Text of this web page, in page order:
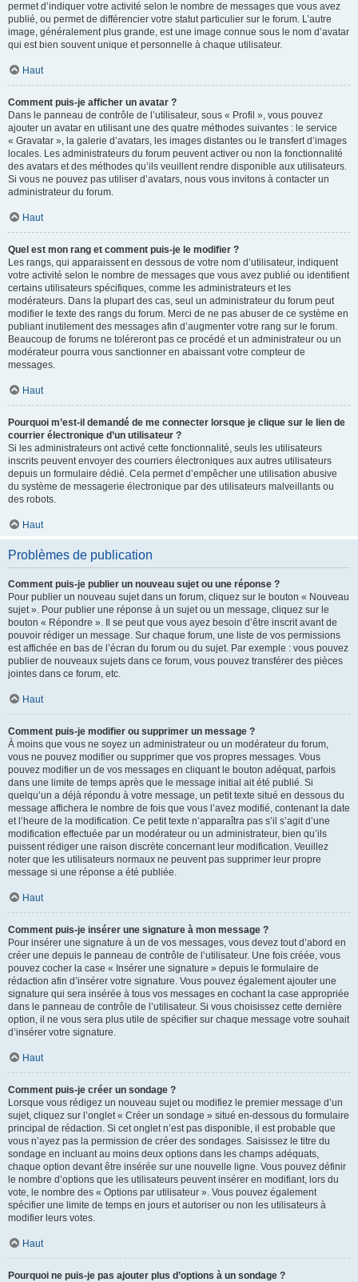
permet d’indiquer votre activité selon le nombre de messages que vous avez
publié, ou permet de différencier votre statut particulier sur le forum. L’autre
image, généralement plus grande, est une image connue sous le nom d’avatar
qui est bien souvent unique et personnelle à chaque utilisateur.
Haut
Comment puis-je afficher un avatar ?
Dans le panneau de contrôle de l’utilisateur, sous « Profil », vous pouvez
ajouter un avatar en utilisant une des quatre méthodes suivantes : le service
« Gravatar », la galerie d’avatars, les images distantes ou le transfert d’images
locales. Les administrateurs du forum peuvent activer ou non la fonctionnalité
des avatars et des méthodes qu’ils veuillent rendre disponible aux utilisateurs.
Si vous ne pouvez pas utiliser d’avatars, nous vous invitons à contacter un
administrateur du forum.
Haut
Quel est mon rang et comment puis-je le modifier ?
Les rangs, qui apparaissent en dessous de votre nom d’utilisateur, indiquent
votre activité selon le nombre de messages que vous avez publié ou identifient
certains utilisateurs spécifiques, comme les administrateurs et les
modérateurs. Dans la plupart des cas, seul un administrateur du forum peut
modifier le texte des rangs du forum. Merci de ne pas abuser de ce système en
publiant inutilement des messages afin d’augmenter votre rang sur le forum.
Beaucoup de forums ne toléreront pas ce procédé et un administrateur ou un
modérateur pourra vous sanctionner en abaissant votre compteur de
messages.
Haut
Pourquoi m’est-il demandé de me connecter lorsque je clique sur le lien de
courrier électronique d’un utilisateur ?
Si les administrateurs ont activé cette fonctionnalité, seuls les utilisateurs
inscrits peuvent envoyer des courriers électroniques aux autres utilisateurs
depuis un formulaire dédié. Cela permet d’empêcher une utilisation abusive
du système de messagerie électronique par des utilisateurs malveillants ou
des robots.
Haut
Problèmes de publication
Comment puis-je publier un nouveau sujet ou une réponse ?
Pour publier un nouveau sujet dans un forum, cliquez sur le bouton « Nouveau
sujet ». Pour publier une réponse à un sujet ou un message, cliquez sur le
bouton « Répondre ». Il se peut que vous ayez besoin d’être inscrit avant de
pouvoir rédiger un message. Sur chaque forum, une liste de vos permissions
est affichée en bas de l’écran du forum ou du sujet. Par exemple : vous pouvez
publier de nouveaux sujets dans ce forum, vous pouvez transférer des pièces
jointes dans ce forum, etc.
Haut
Comment puis-je modifier ou supprimer un message ?
À moins que vous ne soyez un administrateur ou un modérateur du forum,
vous ne pouvez modifier ou supprimer que vos propres messages. Vous
pouvez modifier un de vos messages en cliquant le bouton adéquat, parfois
dans une limite de temps après que le message initial ait été publié. Si
quelqu’un a déjà répondu à votre message, un petit texte situé en dessous du
message affichera le nombre de fois que vous l’avez modifié, contenant la date
et l’heure de la modification. Ce petit texte n’apparaîtra pas s’il s’agit d’une
modification effectuée par un modérateur ou un administrateur, bien qu’ils
puissent rédiger une raison discrète concernant leur modification. Veuillez
noter que les utilisateurs normaux ne peuvent pas supprimer leur propre
message si une réponse a été publiée.
Haut
Comment puis-je insérer une signature à mon message ?
Pour insérer une signature à un de vos messages, vous devez tout d’abord en
créer une depuis le panneau de contrôle de l’utilisateur. Une fois créée, vous
pouvez cocher la case « Insérer une signature » depuis le formulaire de
rédaction afin d’insérer votre signature. Vous pouvez également ajouter une
signature qui sera insérée à tous vos messages en cochant la case appropriée
dans le panneau de contrôle de l’utilisateur. Si vous choisissez cette dernière
option, il ne vous sera plus utile de spécifier sur chaque message votre souhait
d’insérer votre signature.
Haut
Comment puis-je créer un sondage ?
Lorsque vous rédigez un nouveau sujet ou modifiez le premier message d’un
sujet, cliquez sur l’onglet « Créer un sondage » situé en-dessous du formulaire
principal de rédaction. Si cet onglet n’est pas disponible, il est probable que
vous n’ayez pas la permission de créer des sondages. Saisissez le titre du
sondage en incluant au moins deux options dans les champs adéquats,
chaque option devant être insérée sur une nouvelle ligne. Vous pouvez définir
le nombre d’options que les utilisateurs peuvent insérer en modifiant, lors du
vote, le nombre des « Options par utilisateur ». Vous pouvez également
spécifier une limite de temps en jours et autoriser ou non les utilisateurs à
modifier leurs votes.
Haut
Pourquoi ne puis-je pas ajouter plus d’options à un sondage ?